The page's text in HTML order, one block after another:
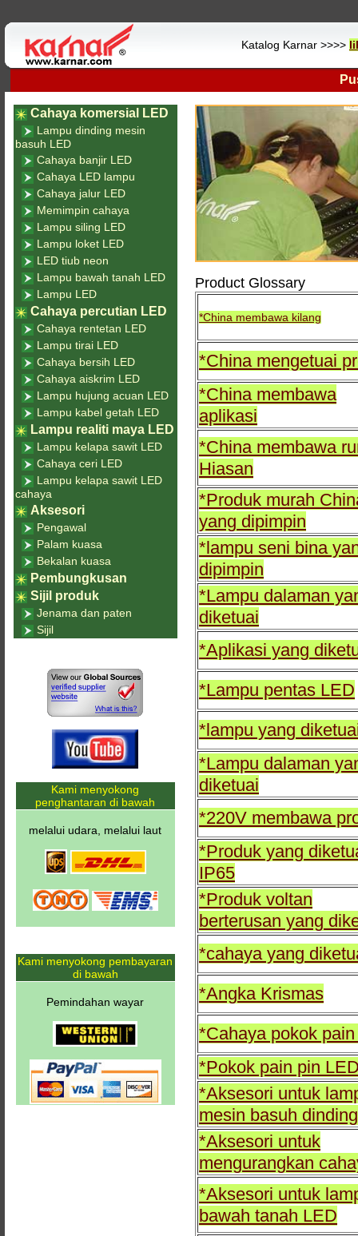
Katalog Karnar >>>>
Product Glossary
*China membawa kilang
*China mengetuai
*China membawa
aplikasi
*China membawa
Hiasan
*Produk murah
yang dipimpin
*lampu seni bina
dipimpin
*Lampu dalaman
diketuai
*Aplikasi yang
*Lampu pentas LED
*lampu yang
*Lampu dalaman
diketuai
*220V membawa
*Produk yang
IP65
*Produk voltan
berterusan yang
*cahaya yang
*Angka Krismas
*Cahaya pokok
*Pokok pain pin
*Aksesori untuk
mesin basuh
*Aksesori untuk
mengurangkan
*Aksesori untuk
bawah tanah LED
Cahaya komersial LED
Lampu dinding mesin
basuh LED
Cahaya banjir LED
Cahaya LED lampu
Cahaya jalur LED
Memimpin cahaya
Lampu siling LED
Lampu loket LED
LED tiub neon
Lampu bawah tanah LED
Lampu LED
Cahaya percutian LED
Cahaya rentetan LED
Lampu tirai LED
Cahaya bersih LED
Cahaya aiskrim LED
Lampu hujung acuan LED
Lampu kabel getah LED
Lampu realiti maya LED
Lampu kelapa sawit LED
Cahaya ceri LED
Lampu kelapa sawit LED
cahaya
Aksesori
Pengawal
Palam kuasa
Bekalan kuasa
Pembungkusan
Sijil produk
Jenama dan paten
Sijil
Kami menyokong
penghantaran di bawah
melalui udara, melalui laut
Kami menyokong pembayaran
di bawah
Pemindahan wayar